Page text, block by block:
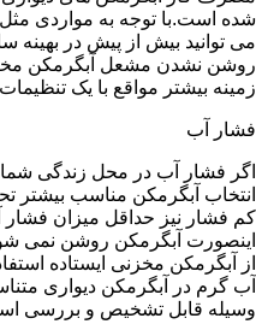
شده است.با توجه به مواردی
می توانید بیش از پیش در بهینه
روشن نشدن مشعل آبگرمکن
زمینه بیشتر مواقع با یک
فشار آب
اگر فشار آب در محل زندگی شما
انتخاب آبگرمکن مناسب بیشتر
کم فشار نیز حداقل میزان
اینصورت آبگرمکن روشن نمی
از آبگرمکن مخزنی ایستاده
آب گرم در آبگرمکن دیواری
وسیله قابل تشخیص و بررسی